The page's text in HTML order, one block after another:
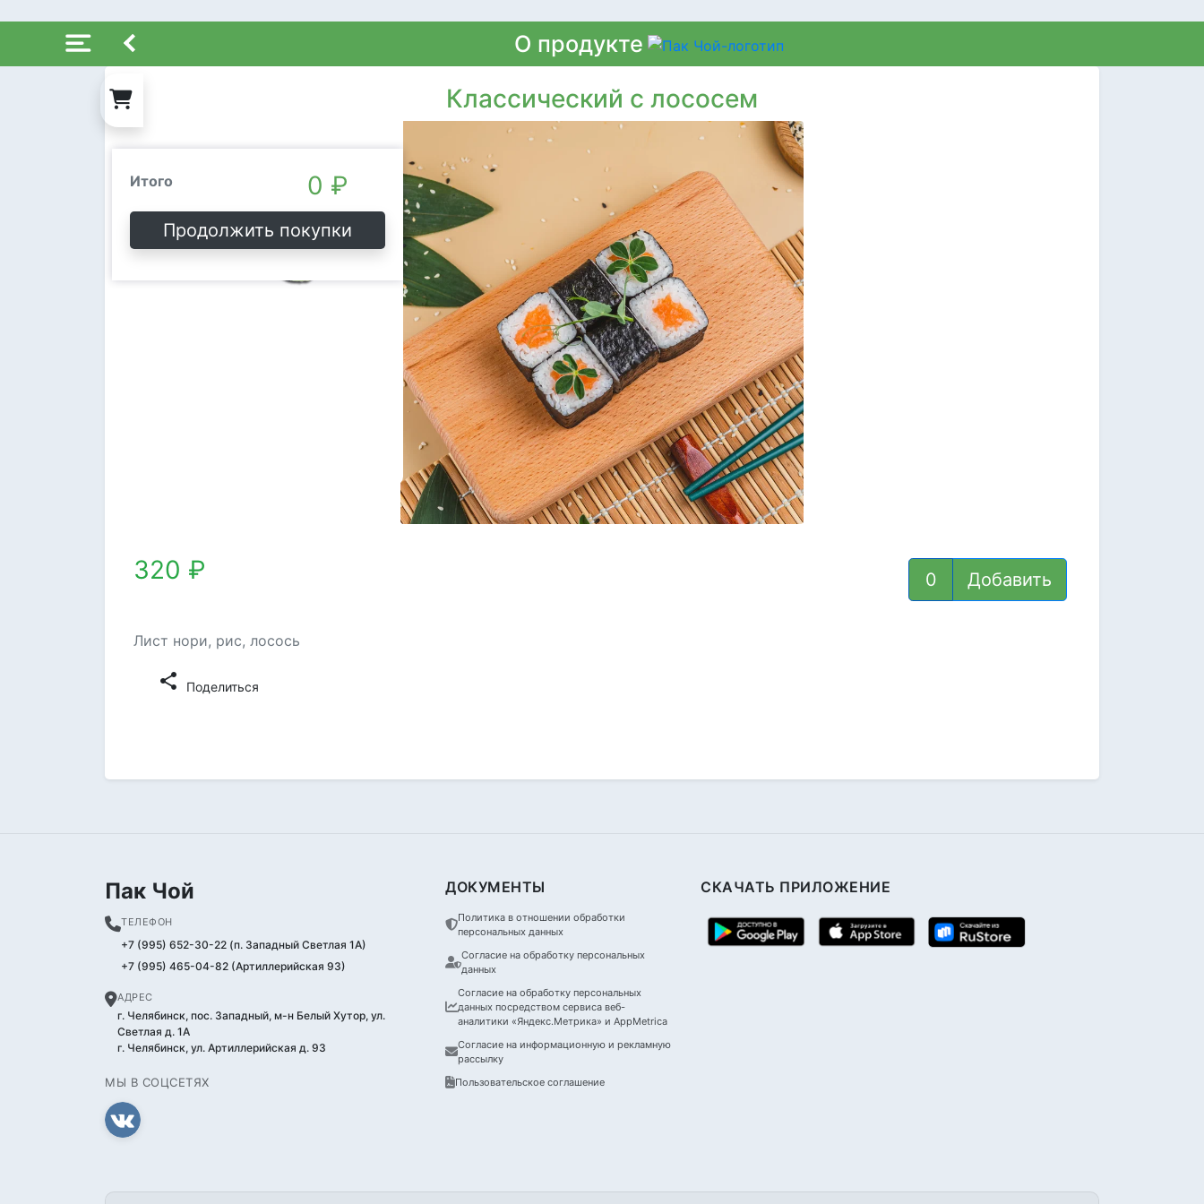
О продукте
Ой, пусто!
Итого 0 ₽
Продолжить покупки
Классический с лососем
320 ₽ Добавить
Лист нори, рис, лосось
share Поделиться
Пак Чой
ТЕЛЕФОН
+7 (995) 652-30-22 (п. Западный Светлая 1А)
+7 (995) 465-04-82 (Артиллерийская 93)
АДРЕС
г. Челябинск, пос. Западный, м-н Белый Хутор, ул.
Светлая д. 1А
г. Челябинск, ул. Артиллерийская д. 93
МЫ В СОЦСЕТЯХ
ДОКУМЕНТЫ
Политика в отношении обработки
персональных данных
Согласие на обработку персональных
данных
Согласие на обработку персональных
данных посредством сервиса веб-
аналитики «Яндекс.Метрика» и AppMetrica
Согласие на информационную и рекламную
рассылку
Пользовательское соглашение
СКАЧАТЬ ПРИЛОЖЕНИЕ